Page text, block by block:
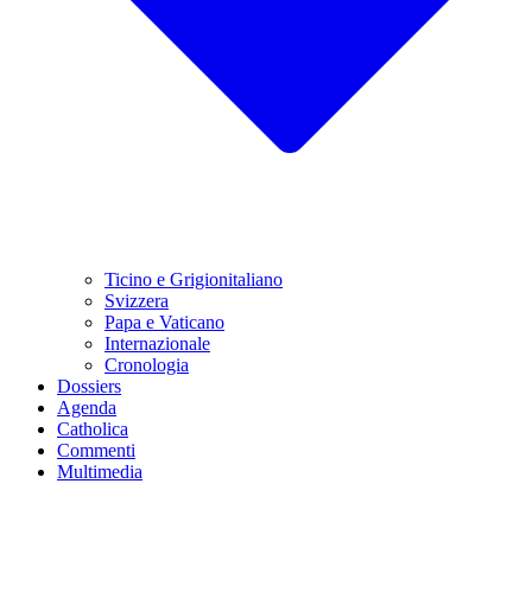
Ticino e Grigionitaliano
Svizzera
Papa e Vaticano
Internazionale
Cronologia
Dossiers
Agenda
Catholica
Commenti
Multimedia